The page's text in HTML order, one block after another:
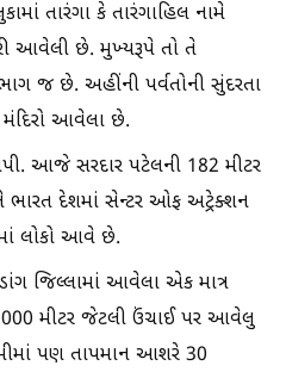
તારંગા કે તારંગાહિલ નામે
આવેલી છે. મુખ્યરૂપે તો તે
જ છે. અહીંની પર્વતોની સુંદરતા
આવેલા છે.
આજે સરદાર પટેલની 182 મીટર
ભારત દેશમાં સેન્ટર ઓફ અટ્રેક્શન
લોકો આવે છે.
જિલ્લામાં આવેલા એક માત્ર
મીટર જેટલી ઉંચાઈ પર આવેલુ
પણ તાપમાન આશરે 30